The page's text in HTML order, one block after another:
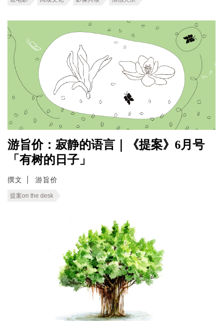
游旨价：寂静的语言｜《提案》6月号
「有树的日子」
撰文 游旨价
提案on the desk